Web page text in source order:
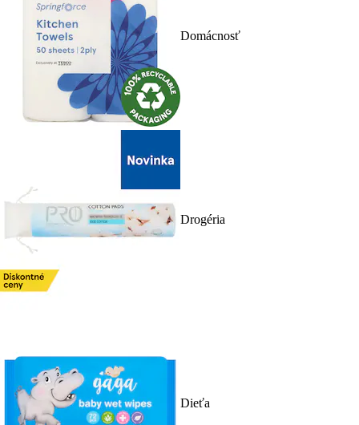
Domácnosť
Drogéria
Dieťa